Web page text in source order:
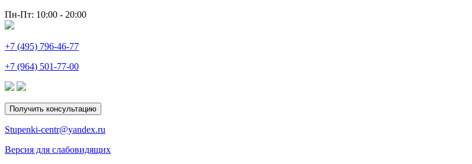
Пн-Пт: 10:00 - 20:00
+7 (495) 796-46-77
+7 (964) 501-77-00
Получить консультацию
Stupenki-centr@yandex.ru
Версия для слабовидящих